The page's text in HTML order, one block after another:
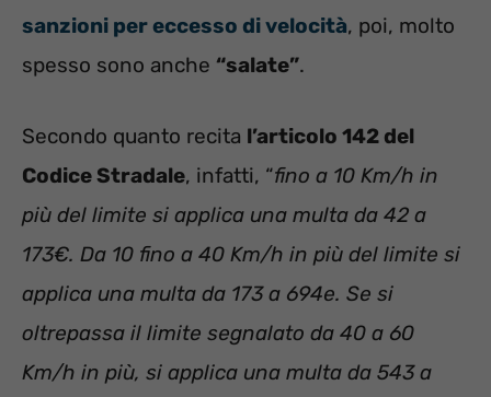
sanzioni per eccesso di velocità, poi, molto
spesso sono anche “salate”.
Secondo quanto recita l’articolo 142 del
Codice Stradale, infatti, “fino a 10 Km/h in
più del limite si applica una multa da 42 a
173€. Da 10 fino a 40 Km/h in più del limite si
applica una multa da 173 a 694e. Se si
oltrepassa il limite segnalato da 40 a 60
Km/h in più, si applica una multa da 543 a